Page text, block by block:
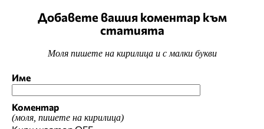
Добавете вашия коментар към
статията
Моля пишете на кирилица и с малки букви
Име
Коментар
(моля, пишете на кирилица)